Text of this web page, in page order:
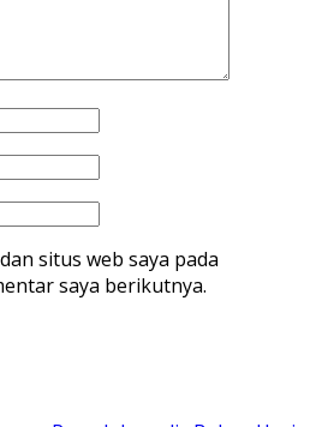
situs web saya pada
saya berikutnya.